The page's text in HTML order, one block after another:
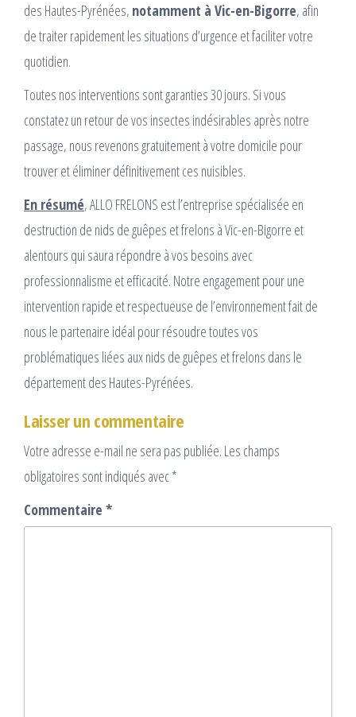
des Hautes-Pyrénées, notamment à Vic-en-Bigorre, afin
de traiter rapidement les situations d’urgence et faciliter votre
quotidien.
Toutes nos interventions sont garanties 30 jours. Si vous
constatez un retour de vos insectes indésirables après notre
passage, nous revenons gratuitement à votre domicile pour
trouver et éliminer définitivement ces nuisibles.
En résumé, ALLO FRELONS est l’entreprise spécialisée en
destruction de nids de guêpes et frelons à Vic-en-Bigorre et
alentours qui saura répondre à vos besoins avec
professionnalisme et efficacité. Notre engagement pour une
intervention rapide et respectueuse de l’environnement fait de
nous le partenaire idéal pour résoudre toutes vos
problématiques liées aux nids de guêpes et frelons dans le
département des Hautes-Pyrénées.
Laisser un commentaire
Votre adresse e-mail ne sera pas publiée. Les champs
obligatoires sont indiqués avec*
Commentaire *